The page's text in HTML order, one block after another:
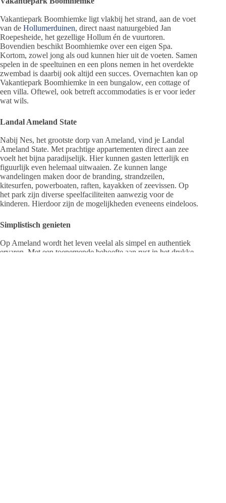
Vakantiepark Boomhiemke ligt vlakbij het strand, aan de voet
van de Hollumerduinen, direct naast natuurgebied Jan
Roepesheide, het gezellige Hollum én de vuurtoren.
Bovendien beschikt Boomhiemke over een eigen Spa.
Kortom, zowel jong als oud kunnen hier uit de voeten. Samen
spelen in de speeltuinen en een plons nemen in het overdekte
zwembad is daarbij ook altijd een succes. Overnachten kan op
Vakantiepark Boomhiemke in een bungalow, een cottage of
een villa. Oftewel, ook betreft accommodaties is er voor ieder
wat wils.
Landal Ameland State
Nabij Nes, het grootste dorp van Ameland, vind je Landal
Ameland State. Met prachtige appartementen direct aan zee
voelt het bijna paradijselijk. Hier kunnen gasten letterlijk en
figuurlijk even helemaal uitwaaien. Ze kunnen lange
wandelingen maken door de branding, strandzeilen,
kitesurfen, powerboaten, raften, kayakken of zeevissen. Op
het park zijn diverse speelfaciliteiten aanwezig voor de
kinderen. Hierdoor zijn de mogelijkheden eveneens eindeloos.
Simplistisch genieten
Op Ameland wordt het leven veelal als simpel en authentiek
ervaren. Met een toenemende behoefte aan rust in het drukke